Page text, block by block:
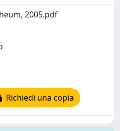
2005.pdf
Richiedi una copia